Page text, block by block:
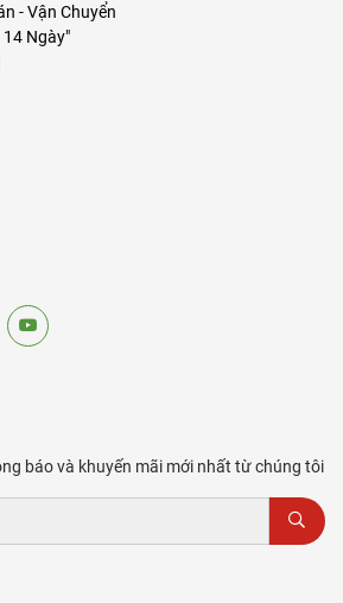
- Vận Chuyển
Ngày"
báo và khuyến mãi mới nhất từ chúng tôi